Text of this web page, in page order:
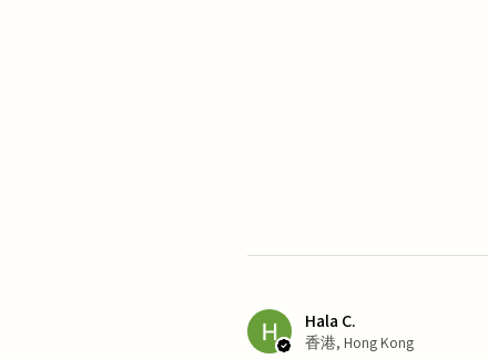
Hala C.
香港, Hong Kong